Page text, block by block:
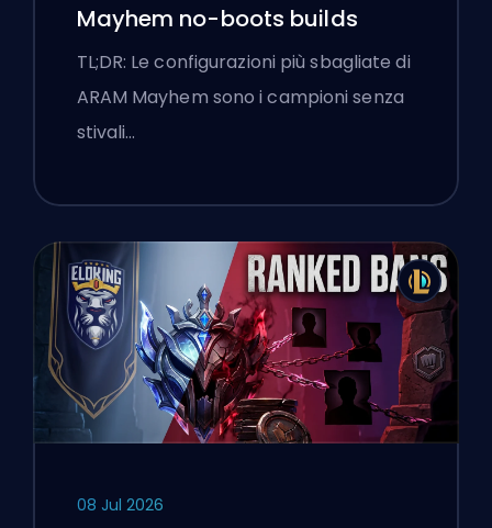
Mayhem no-boots builds
TL;DR: Le configurazioni più sbagliate di
ARAM Mayhem sono i campioni senza
stivali…
08 Jul 2026